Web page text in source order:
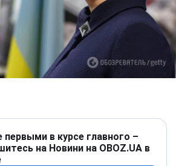
первыми в курсе главного –
на Новини на OBOZ.UA в